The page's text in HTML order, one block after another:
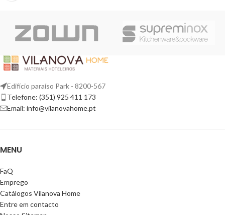
Edifício paraíso Park - 8200-567
Telefone: (351) 925 411 173
Email: info@vilanovahome.pt
MENU
FaQ
Emprego
Catálogos Vilanova Home
Entre em contacto